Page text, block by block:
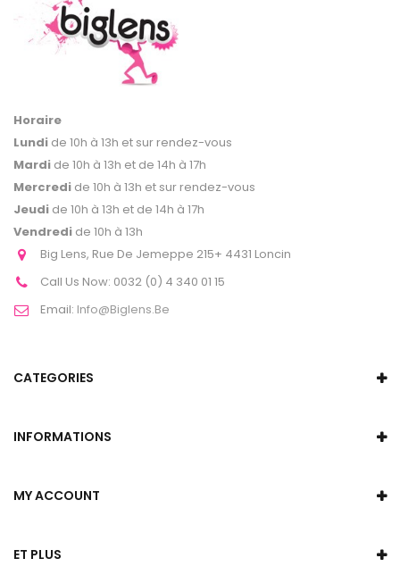
Horaire
Lundi de 10h à 13h et sur rendez-vous
Mardi de 10h à 13h et de 14h à 17h
Mercredi de 10h à 13h et sur rendez-vous
Jeudi de 10h à 13h et de 14h à 17h
Vendredi de 10h à 13h
Big Lens, Rue De Jemeppe 215+ 4431 Loncin
Call Us Now: 0032 (0) 4 340 01 15
Email: Info@biglens.be
CATEGORIES
INFORMATIONS
MY ACCOUNT
ET PLUS